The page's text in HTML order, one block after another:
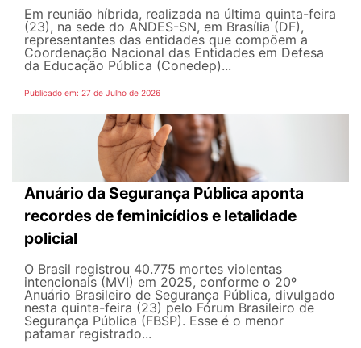
Em reunião híbrida, realizada na última quinta-feira
(23), na sede do ANDES-SN, em Brasília (DF),
representantes das entidades que compõem a
Coordenação Nacional das Entidades em Defesa
da Educação Pública (Conedep)...
Publicado em: 27 de Julho de 2026
Anuário da Segurança Pública aponta
recordes de feminicídios e letalidade
policial
O Brasil registrou 40.775 mortes violentas
intencionais (MVI) em 2025, conforme o 20º
Anuário Brasileiro de Segurança Pública, divulgado
nesta quinta-feira (23) pelo Fórum Brasileiro de
Segurança Pública (FBSP). Esse é o menor
patamar registrado...